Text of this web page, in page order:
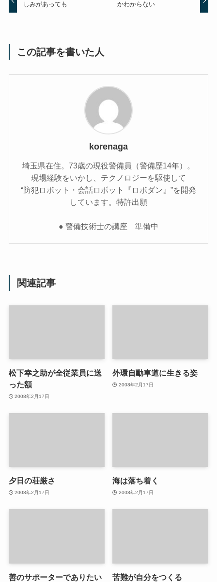
しみがあっても
かわからない
この記事を書いた人
korenaga
埼玉県在住。73歳の現役警備員（警備歴14年）。
現場経験をいかし、テクノロジーを駆使して
“防犯ロボット・会話ロボット『ロボダン』”を開発
しています。特許出願
● 警備技術士の講座 準備中
関連記事
松下幸之助が全従業員に送
った額
2008年2月17日
外環自動車道に生きる姿
2008年2月17日
夕日の荘厳さ
2008年2月17日
海は落ち着く
2008年2月17日
善のサポーターでありたい 苦難が自分をつくる